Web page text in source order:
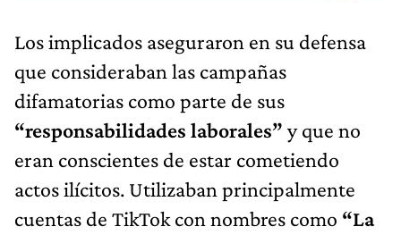
Los implicados aseguraron en su defensa
que consideraban las campañas
difamatorias como parte de sus
“responsabilidades laborales” y que no
eran conscientes de estar cometiendo
actos ilícitos. Utilizaban principalmente
cuentas de TikTok con nombres como “La